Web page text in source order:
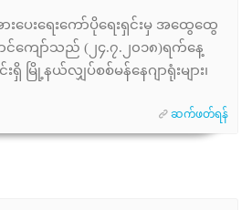
းပေးရေးကော်ပိုရေးရှင်းမှ အထွေထွေ
ာင်ကျော်သည် (၂၄.၇.၂၀၁၈)ရက်နေ့
ြို့နယ်လျှပ်စစ်မန်နေဂျာရုံးများ၊
ဆက်ဖတ်ရန်